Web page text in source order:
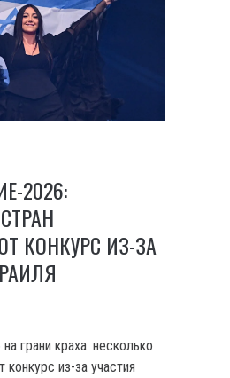
2026:
КОНКУРС ИЗ-ЗА
грани краха: несколько
конкурс из-за участия